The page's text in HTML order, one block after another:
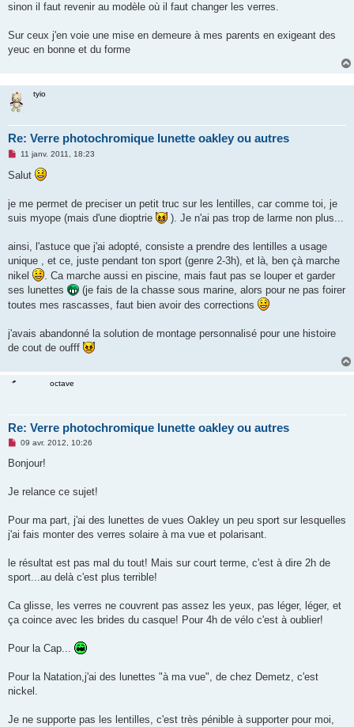
sinon il faut revenir au modèle où il faut changer les verres.
Sur ceux j'en voie une mise en demeure à mes parents en exigeant des
yeuc en bonne et du forme
tyio
Re: Verre photochromique lunette oakley ou autres
M
s
s
g
e
n
l
u
11 janv. 2011, 18:23
Salut
je me permet de preciser un petit truc sur les lentilles, car comme toi, je
suis myope (mais d'une dioptrie
). Je n'ai pas trop de larme non plus...
ainsi, l'astuce que j'ai adopté, consiste a prendre des lentilles a usage
unique , et ce, juste pendant ton sport (genre 2-3h), et là, ben çà marche
nikel
. Ca marche aussi en piscine, mais faut pas se louper et garder
ses lunettes
(je fais de la chasse sous marine, alors pour ne pas foirer
toutes mes rascasses, faut bien avoir des corrections
j'avais abandonné la solution de montage personnalisé pour une histoire
de cout de oufff
octave
Re: Verre photochromique lunette oakley ou autres
M
s
g
o
l
09 avr. 2012, 10:26
Bonjour!
Je relance ce sujet!
Pour ma part, j'ai des lunettes de vues Oakley un peu sport sur lesquelles
j'ai fais monter des verres solaire à ma vue et polarisant.
le résultat est pas mal du tout! Mais sur court terme, c'est à dire 2h de
sport...au delà c'est plus terrible!
Ca glisse, les verres ne couvrent pas assez les yeux, pas léger, léger, et
ça coince avec les brides du casque! Pour 4h de vélo c'est à oublier!
Pour la Cap...
Pour la Natation,j'ai des lunettes "à ma vue", de chez Demetz, c'est
nickel.
Je ne supporte pas les lentilles, c'est très pénible à supporter pour moi,